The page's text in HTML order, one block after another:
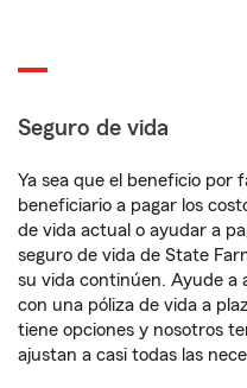
Seguro de vida
Ya sea que el beneficio por
beneficiario a pagar los
de vida actual o ayudar a
seguro de vida de State
su vida continúen. Ayude a
con una póliza de vida a
tiene opciones y nosotros
ajustan a casi todas las